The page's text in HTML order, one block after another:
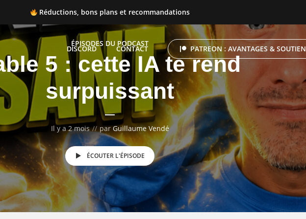
Réductions, bons plans et recommandations
DISCORD CONTACT PATREON : AVANTAGES & SOUTIEN
Réductions, bons plans et recommandations
ÉPISODES DU PODCAST
5 : cette IA te rend
surpuissant
Il y a 2 mois parGuillaume Vendé
ÉCOUTER L'ÉPISODE